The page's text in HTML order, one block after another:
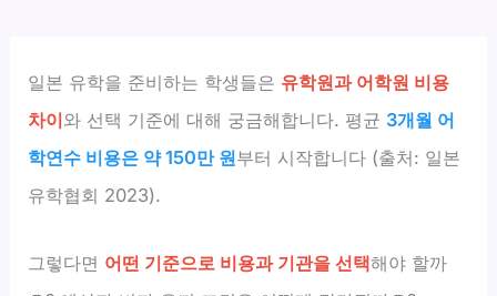
일본 유학을 준비하는 학생들은 유학원과 어학원 비용
차이와 선택 기준에 대해 궁금해합니다. 평균 3개월 어
학연수 비용은 약 150만 원부터 시작합니다 (출처: 일본
유학협회 2023).
그렇다면 어떤 기준으로 비용과 기관을 선택해야 할까